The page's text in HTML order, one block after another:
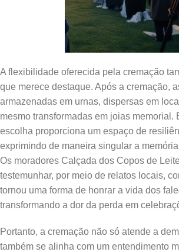
A flexibilidade oferecida pela cremação
que merece destaque. Após a cremação,
armazenadas em urnas, dispersas em
mesmo transformadas em joias memorial.
escolha proporciona um espaço de
exprimindo de maneira singular a
Os moradores Calçada dos Copos de
testemunhar, por meio de relatos locais,
tornou uma forma de honrar a vida dos
transformando a dor da perda em
Portanto, a cremação não só atende a
também se alinha com um entendimento